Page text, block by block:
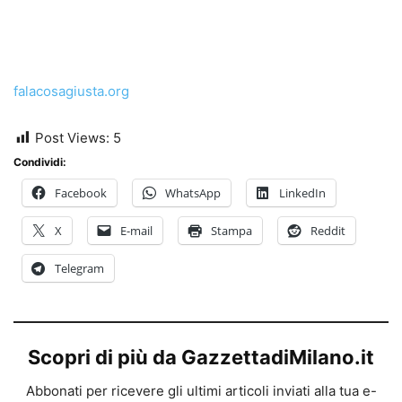
falacosagiusta.org
Post Views: 5
Condividi:
Facebook WhatsApp LinkedIn
X E-mail Stampa Reddit
Telegram
Scopri di più da GazzettadiMilano.it
Abbonati per ricevere gli ultimi articoli inviati alla tua e-